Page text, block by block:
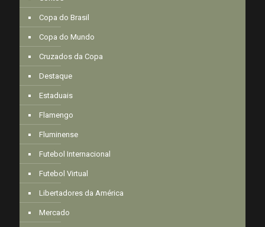
Copa do Brasil
Copa do Mundo
Cruzados da Copa
Destaque
Estaduais
Flamengo
Fluminense
Futebol Internacional
Futebol Virtual
Libertadores da América
Mercado